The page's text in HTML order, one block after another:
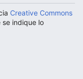
Creative Commons
se indique lo